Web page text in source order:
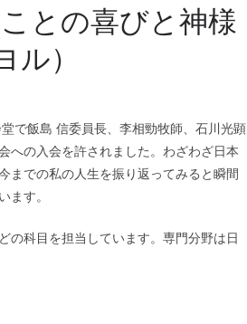
との喜びと神様
）
で飯島 信委員長、李相勁牧師、石川光顕
への入会を許されました。わざわざ日本
までの私の人生を振り返ってみると瞬間
す。
の科目を担当しています。専門分野は日